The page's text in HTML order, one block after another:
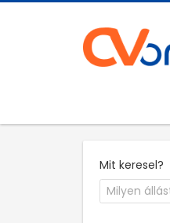
Mit keresel?